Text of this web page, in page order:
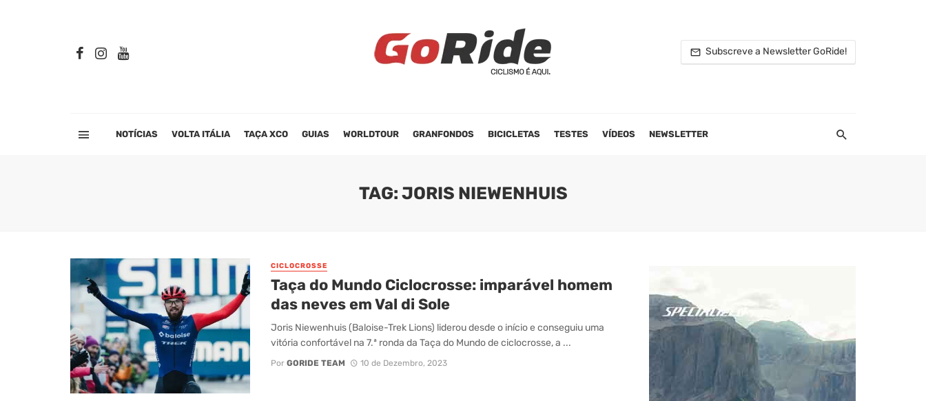
Subscreve a Newsletter GoRide!
NOTÍCIAS VOLTA ITÁLIA TAÇA XCO GUIAS WORLDTOUR GRANFONDOS BICICLETAS TESTES VÍDEOS NEWSLETTER
TAG: JORIS NIEWENHUIS
CICLOCROSSE
Taça do Mundo Ciclocrosse: imparável homem
das neves em Val di Sole
Joris Niewenhuis (Baloise-Trek Lions) liderou desde o início e conseguiu uma
vitória confortável na 7.ª ronda da Taça do Mundo de ciclocrosse, a ...
Por GORIDE TEAM 10 de Dezembro, 2023